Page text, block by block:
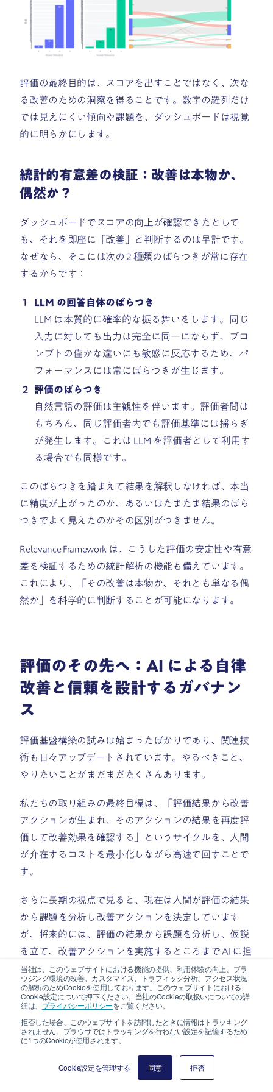
当社は、このウェブサイトにおける機能の提供、利用体験の向上、ブラ
ウジング環境の改善、カスタマイズ、トラフィック分析、アクセス状況
の解析のためCookieを使用しております。このウェブサイトにおける
Cookie設定について押下ください。当社のCookieの取扱いについての詳
細は、 プライバシーポリシーをご覧ください。
拒否した場合、このウェブサイトを訪問したときに情報はトラッキング
されません。ブラウザではトラッキングを行わない設定を記憶するため
に1つのCookieが使用されます。
Cookie設定を管理する 同意 拒否
評価の最終目的は、スコアを出すことではなく、次な
る改善のための洞察を得ることです。数字の羅列だけ
では見えにくい傾向や課題を、ダッシュボードは視覚
的に明らかにします。
統計的有意差の検証：改善は本物か、
偶然か？
ダッシュボードでスコアの向上が確認できたとして
も、それを即座に「改善」と判断するのは早計です。
なぜなら、そこには次の 2 種類のばらつきが常に存在
するからです：
LLM の回答自体のばらつき
LLM は本質的に確率的な振る舞いをします。同じ
入力に対しても出力は完全に同一にならず、プロ
ンプトの僅かな違いにも敏感に反応するため、パ
フォーマンスには常にばらつきが生じます。
評価のばらつき
自然言語の評価は主観性を伴います。評価者間は
もちろん、同じ評価者内でも評価基準には揺らぎ
が発生します。これは LLM を評価者として利用す
る場合でも同様です。
このばらつきを踏まえて結果を解釈しなければ、本当
に精度が上がったのか、あるいはたまたま結果のばら
つきでよく見えたのかその区別がつきません。
Relevance Framework は、こうした評価の安定性や有意
差を検証するための統計解析の機能も備えています。
これにより、「その改善は本物か、それとも単なる偶
然か」を科学的に判断することが可能になります。
評価のその先へ：AI による自律
改善と信頼を設計するガバナン
ス
評価基盤構築の試みは始まったばかりであり、関連技
術も日々アップデートされています。やるべきこと、
やりたいことがまだまだたくさんあります。
私たちの取り組みの最終目標は、「評価結果から改善
アクションが生まれ、そのアクションの結果を再度評
価して改善効果を確認する」というサイクルを、人間
が介在するコストを最小化しながら高速で回すことで
す。
さらに長期の視点で見ると、現在は人間が評価の結果
から課題を分析し改善アクションを決定しています
が、将来的には、評価の結果から課題を分析し、仮説
を立て、改善アクションを実施するところまで AI に担
当させる「 AI による AI の自動改善」のフェーズに進
むことを視野に入れています。
するのか？
ここから先は評価ではなく AI ガバナンスの話になると
考えています。AI が人間の期待通りに動くことを保証